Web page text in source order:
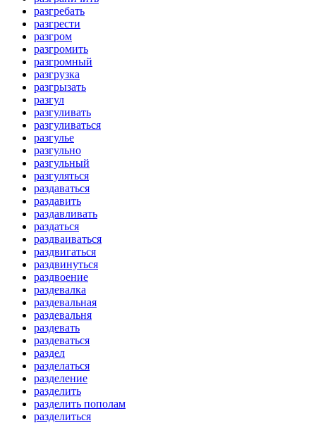
разгребать
разгрести
разгром
разгромить
разгромный
разгрузка
разгрызать
разгул
разгуливать
разгуливаться
разгулье
разгульно
разгульный
разгуляться
раздаваться
раздавить
раздавливать
раздаться
раздваиваться
раздвигаться
раздвинуться
раздвоение
раздевалка
раздевальная
раздевальня
раздевать
раздеваться
раздел
разделаться
разделение
разделить
разделить пополам
разделиться